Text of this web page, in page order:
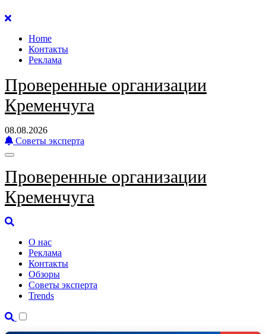
Перейти
содержанию
Home
Контакты
Реклама
Проверенные организации
Кременчуга
08.08.2026
Советы эксперта
Проверенные организации
Кременчуга
О нас
Реклама
Контакты
Обзоры
Советы эксперта
Trends